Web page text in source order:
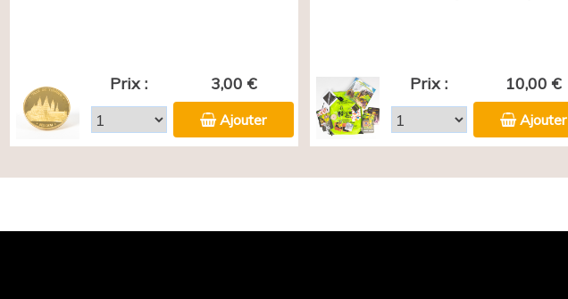
Prix : 3,00 €
Ajouter
Prix : 10,00 €
Ajouter